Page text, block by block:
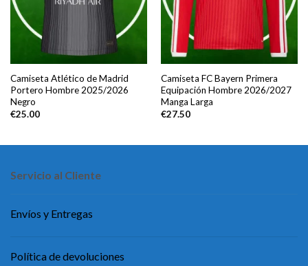
Camiseta Atlético de Madrid
Portero Hombre 2025/2026
Negro
€25.00
Camiseta FC Bayern Primera
Equipación Hombre 2026/2027
Manga Larga
€27.50
Servicio al Cliente
Envíos y Entregas
Política de devoluciones